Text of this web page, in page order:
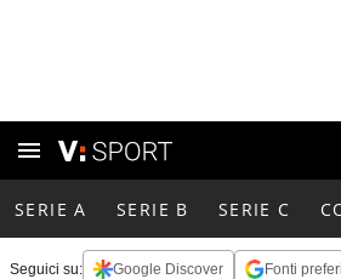
SERIE A SERIE B SERIE C
Seguici su: Google Discover Fonti